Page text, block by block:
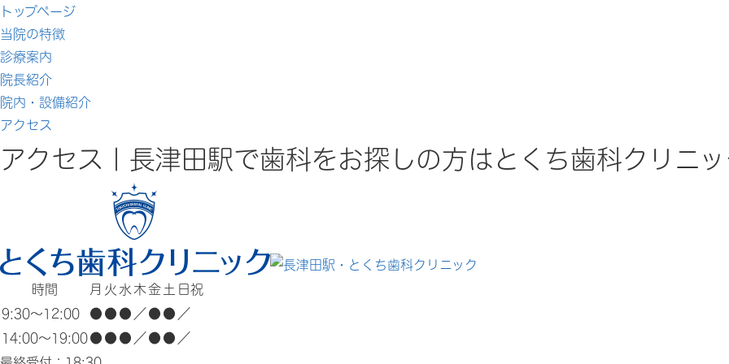
トップページ
当院の特徴
診療案内
院長紹介
院内・設備紹介
アクセス
アクセス｜長津田駅で歯科をお探しの方はとくち歯科クリニ
時間 月 火 水木金 土 日祝
9:30～12:00
● ● ● ／ ● ● ／
14:00～19:00● ● ● ／ ● ● ／